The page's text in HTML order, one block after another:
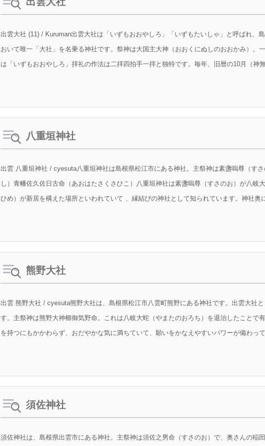
出雲大社 (11) / Kuruman出雲大社は「いずもおおやしろ」「いずもたいしゃ」と呼ばれ、
おいて唯一「大社」を名乗る神社です。祭神は大国主大神（おおくにぬしのおおかみ）。
は「いずもおおやしろ」拝礼の作法は二拝四拍手一拝と独特です。毎年、旧暦の10月（神
八重垣神社
出雲 八重垣神社 / cyesuta八重垣神社は島根県松江市にある神社。主祭神は素盞嗚尊（す
し）青幡佐久佐日古命（あおはたさくさひこ）八重垣神社は素盞嗚尊（すさのお）が八岐
ひめ）が新居を構えた場所といわれていて 、縁結びの神社として知られています。神社
熊野大社
出雲 熊野大社 / cyesuta熊野大社は、島根県松江市八雲町熊野にある神社です。出雲大社
す。主祭神は熊野大神櫛御気野命。これは八岐大蛇（やまたのおろち）を退治したことで
を持つにもかかわらず、おだやかな気に満ちていて、願いをかなえやすいパワーが備わっ
須佐神社
須佐神社は、島根県出雲市にある神社。主祭神は須佐之男命（すさのお）で、奥さんの稲